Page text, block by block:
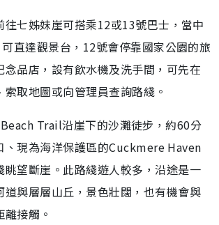
往七姊妹崖可搭乘12或13號巴士，當中
直達觀景台，12號會停靠國家公園的旅
念品店，設有飲水機及洗手間，可先在
索取地圖或向管理員查詢路綫。
Trail沿崖下的沙灘徒步，約60分
、現為海洋保護區的Cuckmere Haven
眺望斷崖。此路綫遊人較多，沿途是一
道與層層山丘，景色壯闊，也有機會與
接觸。